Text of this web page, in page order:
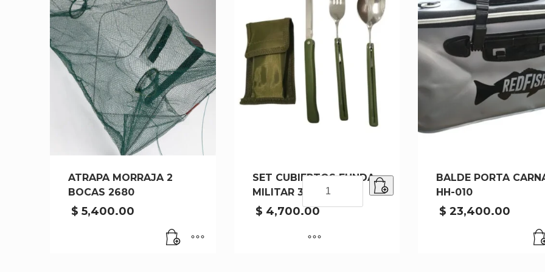
ATRAPA MORRAJA 2
BOCAS 2680
$ 5,400.00
SET CUBIERTOS FUNDA
MILITAR 3350C
$ 4,700.00
SET
CUBIERTOS
FUNDA
3350C
BALDE PORTA
HH-010
$ 23,400.00